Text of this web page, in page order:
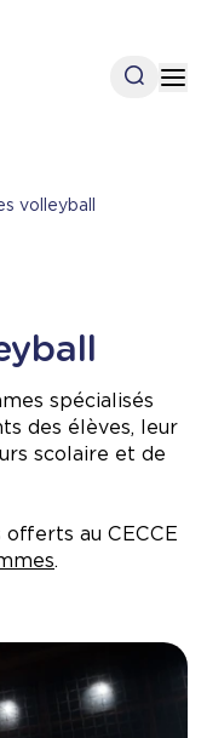
Open
volleyball
spécialisés
des élèves, leur
scolaire et de
au CECCE
.